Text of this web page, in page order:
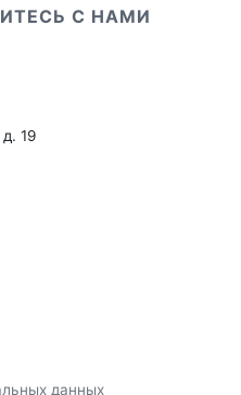
С НАМИ
19
данных